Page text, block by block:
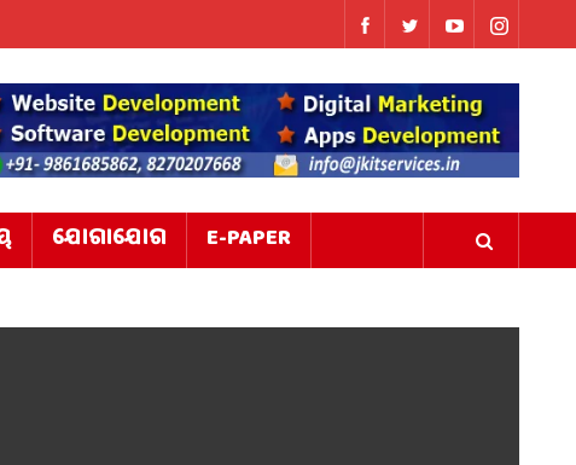
ଯୋଗାଯୋଗ E-PAPER